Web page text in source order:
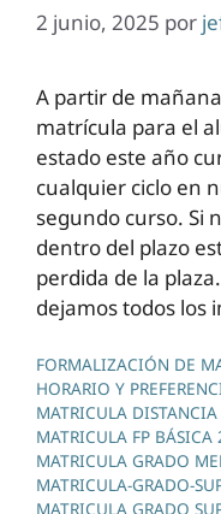
2 junio, 2025 por
A partir de
matrícula para el
estado este año
cualquier ciclo en
segundo curso. Si
dentro del plazo
perdida de la
dejamos todos los
FORMALIZACIÓN DE
HORARIO Y
MATRICULA
MATRICULA FP
MATRICULA GRADO
MATRICULA-GRADO-
MATRICULA GRADO